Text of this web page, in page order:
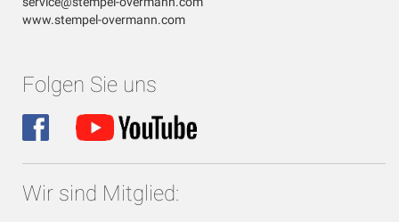
www.stempel-overmann.com
Folgen Sie uns
Wir sind Mitglied: